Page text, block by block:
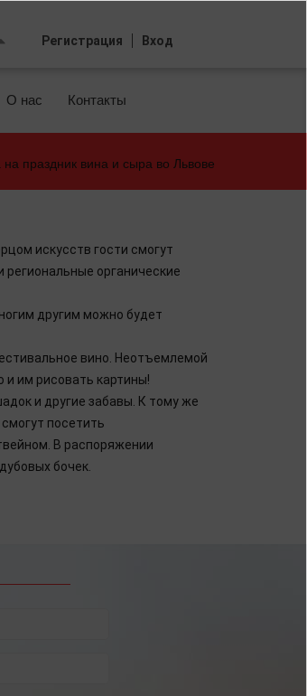
Регистрация Вход
О нас Контакты
на праздник вина и сыра во Львове
искусств гости смогут
региональные органические
другим можно будет
вино. Неотъемлемой
и им рисовать картины!
и другие забавы. К тому же
посетить
В распоряжении
бочек.